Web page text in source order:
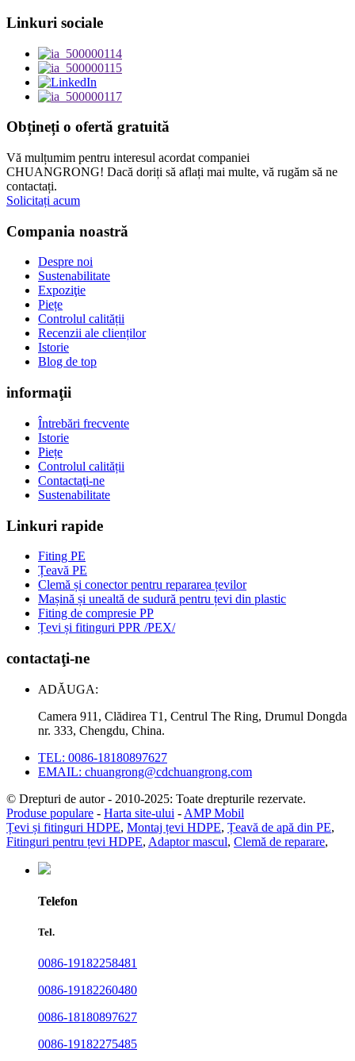
Linkuri sociale
Obțineți o ofertă gratuită
Vă mulțumim pentru interesul acordat companiei
CHUANGRONG! Dacă doriți să aflați mai multe, vă rugăm să ne
contactați.
Solicitați acum
Compania noastră
Despre noi
Sustenabilitate
Expoziţie
Piețe
Controlul calității
Recenzii ale clienților
Istorie
Blog de top
informaţii
Întrebări frecvente
Istorie
Piețe
Controlul calității
Contactaţi-ne
Sustenabilitate
Linkuri rapide
Fiting PE
Țeavă PE
Clemă și conector pentru repararea țevilor
Mașină și unealtă de sudură pentru țevi din plastic
Fiting de compresie PP
Țevi și fitinguri PPR /PEX/
contactaţi-ne
ADĂUGA:
Camera 911, Clădirea T1, Centrul The Ring, Drumul Dongda
nr. 333, Chengdu, China.
TEL: 0086-18180897627
EMAIL: chuangrong@cdchuangrong.com
© Drepturi de autor - 2010-2025: Toate drepturile rezervate.
Produse populare - Harta site-ului - AMP Mobil
Țevi și fitinguri HDPE, Montaj țevi HDPE, Țeavă de apă din PE,
Fitinguri pentru țevi HDPE, Adaptor mascul, Clemă de reparare,
Telefon
Tel.
0086-19182258481
0086-19182260480
0086-18180897627
0086-19182275485